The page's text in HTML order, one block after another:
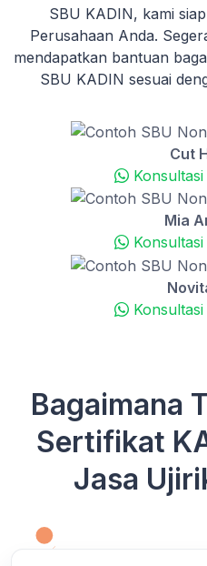
SBU KADIN, kami
Perusahaan Anda.
mendapatkan bantuan
SBU KADIN sesuai
Cut
Konsultasi
Mia
Konsultasi
Konsultasi
Bagaimana
Sertifikat
Jasa